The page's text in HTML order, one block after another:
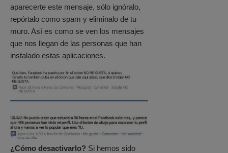
aparecerte este mensaje, sólo ignóralo,
repórtalo como spam y eliminalo de tu
muro. Así es como se ven los mensajes
que nos llegan de las personas que han
instalado estas aplicaciones.
¿Cómo desactivarlo? Si hemos sido